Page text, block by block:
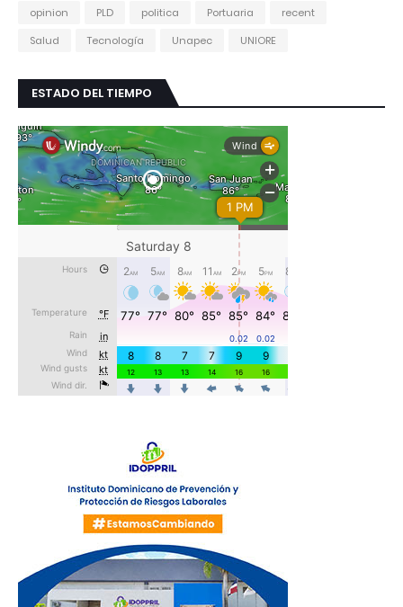
opinion
PLD politica Portuaria
recent
Salud
Tecnología Unapec UNIORE
ESTADO DEL TIEMPO